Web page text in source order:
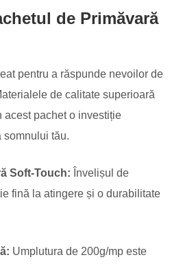
de Primăvară
pentru a răspunde nevoilor de
de calitate superioară
acest pachet o investiție
somnului tău.
Soft-Touch: Învelișul de
fină la atingere și o durabilitate
Umplutura de 200g/mp este